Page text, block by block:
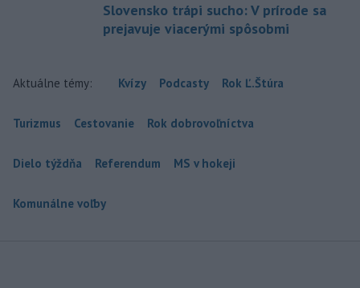
Slovensko trápi sucho: V prírode sa
prejavuje viacerými spôsobmi
Aktuálne témy: Kvízy Podcasty Rok Ľ.Štúra
Turizmus Cestovanie Rok dobrovoľníctva
Dielo týždňa Referendum MS v hokeji
Komunálne voľby